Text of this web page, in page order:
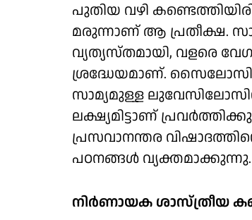
പുതിയ വഴി
മരുന്നാണ് ആ പ്രതീക്ഷ.
വ്യത്യസ്തമായി, വളരെ
ശ്രദ്ധേയമാണ്.
സാമ്യമുള്ള
ലക്ഷ്യമിട്ടാണ്
പ്രസവാനന്തര
പഠനങ്ങള്‍ വ്യക്തമാക്കുന്നു.
നിര്‍ണായക ശാസ്ത്രീയ